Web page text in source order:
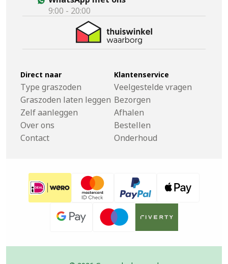
9:00 - 20:00
Direct naar
Type graszoden
Graszoden laten leggen
Zelf aanleggen
Over ons
Contact
Klantenservice
Veelgestelde vragen
Bezorgen
Afhalen
Bestellen
Onderhoud